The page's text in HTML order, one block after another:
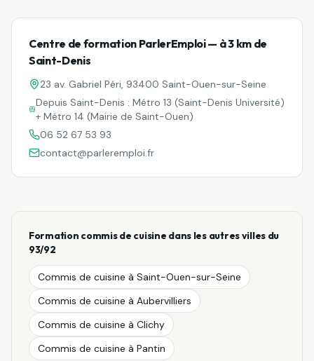
Centre de formation ParlerEmploi — à3 kmde
Saint-Denis
23 av. Gabriel Péri, 93400 Saint-Ouen-sur-Seine
Depuis Saint-Denis : Métro 13 (Saint-Denis Université)
+ Métro 14 (Mairie de Saint-Ouen)
06 52 67 53 93
contact@parleremploi.fr
Formation commis de cuisine dans les autres villes du
93/92
Commis de cuisine à Saint-Ouen-sur-Seine
Commis de cuisine à Aubervilliers
Commis de cuisine à Clichy
Commis de cuisine à Pantin